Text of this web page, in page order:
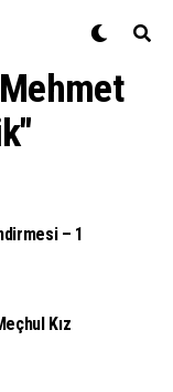
– 1
Kız